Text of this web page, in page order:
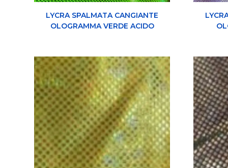
LYCRA SPALMATA CANGIANTE
OLOGRAMMA VERDE ACIDO